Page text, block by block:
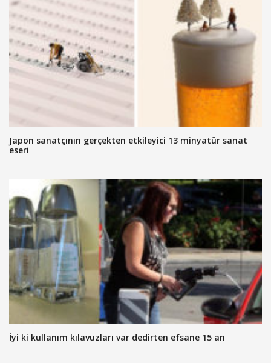
Japon sanatçının gerçekten etkileyici 13 minyatür sanat
eseri
İyi ki kullanım kılavuzları var dedirten efsane 15 an